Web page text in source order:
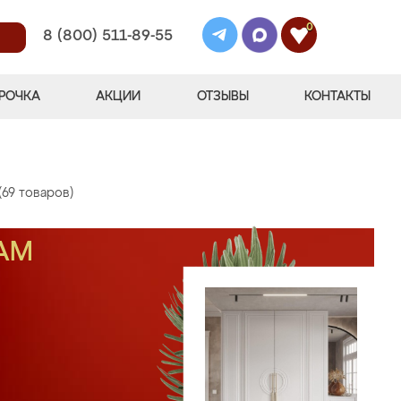
8 (800) 511-89-55
0
АКЦИИ ОТЗЫВЫ КОНТАКТЫ
товаров)